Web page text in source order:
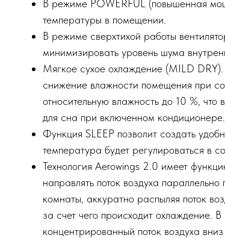
В режиме POWERFUL (повышенная
температуры в помещении.
В режиме сверхтихой работы
минимизировать уровень шума
Мягкое сухое охлаждение (MILD DRY).
снижение влажности помещения при
относительную влажность до 10 %,
для сна при включенном кондиционере.
Функция SLEEP позволит создать
температура будет регулироваться в
Технология Аerowings 2.0 имеет
направлять поток воздуха
комнаты, аккуратно распыляя поток
за счет чего происходит охлаждение.
концентрированный поток воздуха